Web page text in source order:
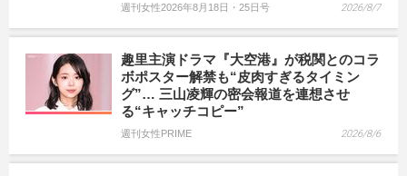
週刊女性2026年8月18日・25日号 2026/8/7
趣里主演ドラマ『大空港』が税関とのコラ
ボポスター解禁も“皮肉すぎるタイミン
グ”… 三山凌輝の密会報道を連想させ
る“キャッチコピー”
週刊女性PRIME 2026/8/6